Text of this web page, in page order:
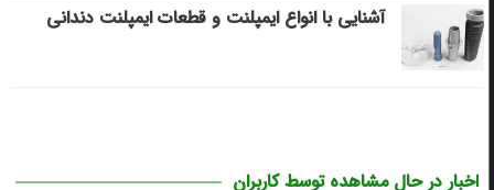
آشنایی با انواع ایمپلنت و قطعات ایمپلنت دندانی
اخبار در حال مشاهده توسط کاربران